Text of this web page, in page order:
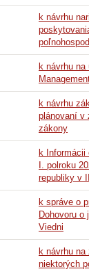
k návrhu
k návrhu
k návrhu
plánovaní v
zákony
k Informácii
I. polroku
republiky v
k správe o
Dohovoru o
Viedni
k návrhu
niektorých